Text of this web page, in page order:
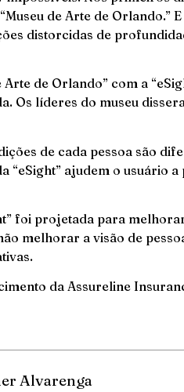
de Arte de Orlando.”
distorcidas de
Arte de Orlando” com a
Os líderes do museu
de cada pessoa são
“eSight” ajudem o usuário
foi projetada para
melhorar a visão de
da Assureline
Alvarenga